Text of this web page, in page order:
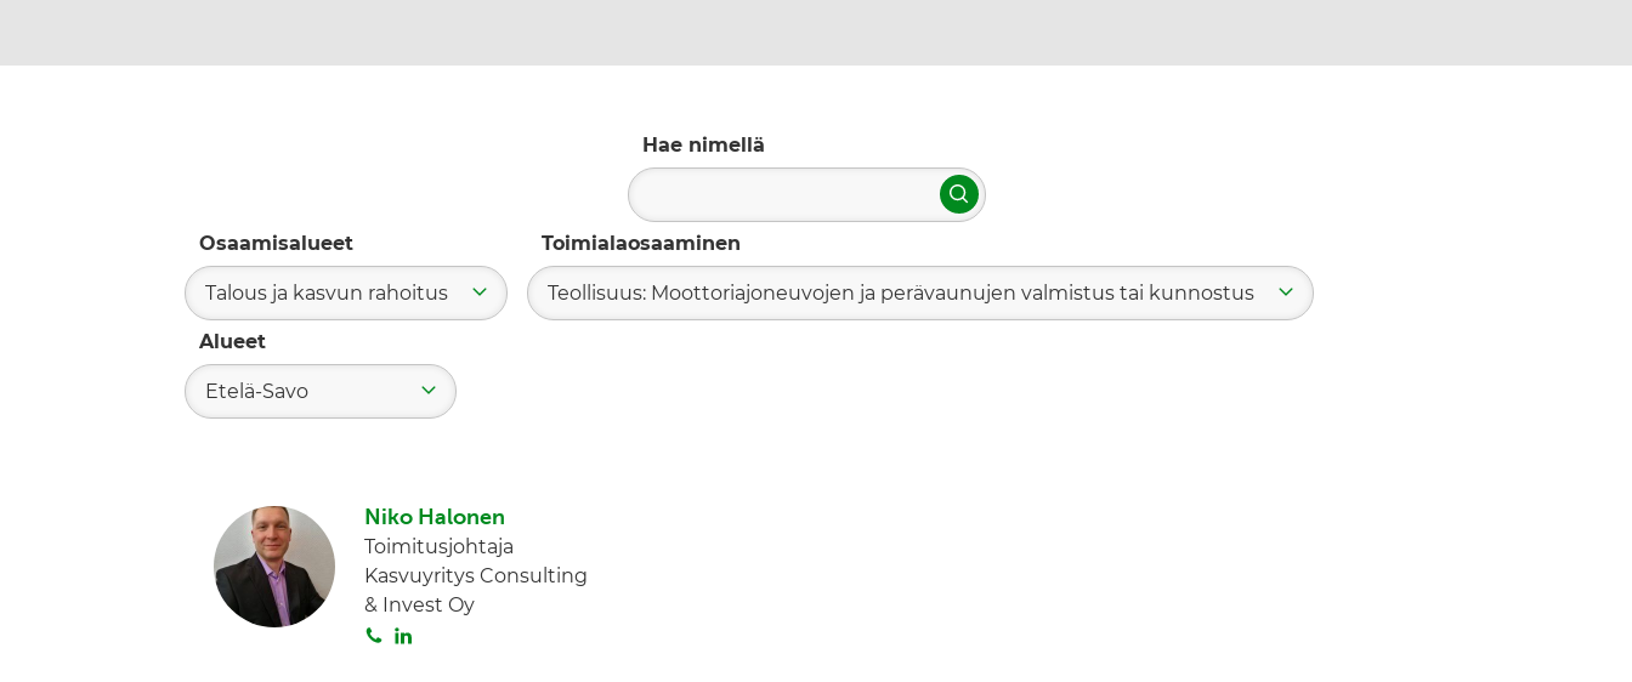
Hae nimellä
Hae
Osaamisalueet
Talous ja kasvun rahoitus
Toimialaosaaminen
Teollisuus: Moottoriajoneuvojen ja perävaunujen valmistus tai kunnostus
Alueet
Etelä-Savo
Niko Halonen
Toimitusjohtaja
Kasvuyritys Consulting
& Invest Oy
S